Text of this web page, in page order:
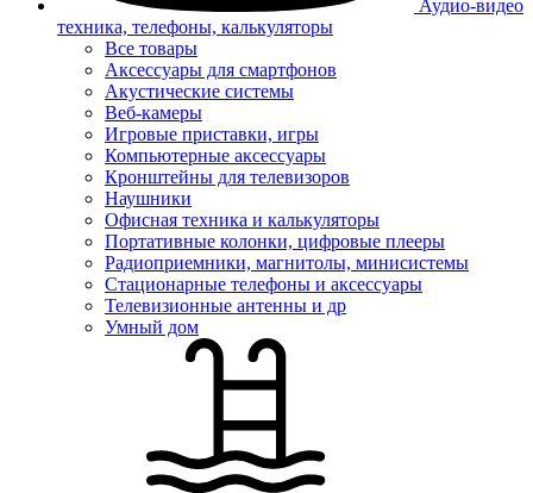
Аудио-видео
техника, телефоны, калькуляторы
Все товары
Аксессуары для смартфонов
Акустические системы
Веб-камеры
Игровые приставки, игры
Компьютерные аксессуары
Кронштейны для телевизоров
Наушники
Офисная техника и калькуляторы
Портативные колонки, цифровые плееры
Радиоприемники, магнитолы, минисистемы
Стационарные телефоны и аксессуары
Телевизионные антенны и др
Умный дом